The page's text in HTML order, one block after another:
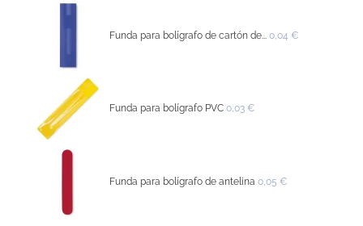
Funda para bolígrafo de cartón de... 0,04 €
Funda para bolígrafo PVC 0,03 €
Funda para bolígrafo de antelina 0,05 €